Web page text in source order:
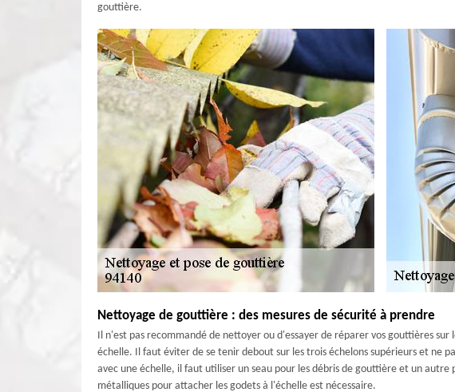
gouttière.
Nettoyage de gouttière : des mesures de sécurité à prendre
Il n'est pas recommandé de nettoyer ou d'essayer de réparer vos gouttières
échelle. Il faut éviter de se tenir debout sur les trois échelons supérieurs et ne
avec une échelle, il faut utiliser un seau pour les débris de gouttière et un autre
métalliques pour attacher les godets à l'échelle est nécessaire.